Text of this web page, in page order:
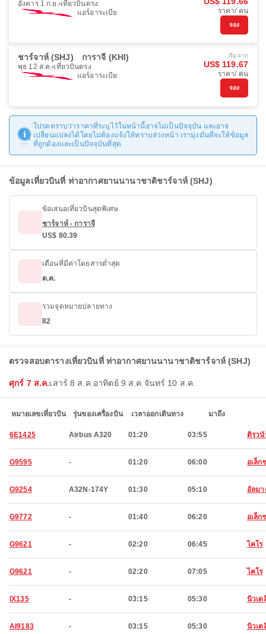
อังคาร 1 ก.ย. เที่ยวบินตรง
แอร์อาระเบีย
ราคา/ คน
จอง
ชาร์จาห์ (SHJ) การาจี (KHI)
พุธ 12 ส.ค. เที่ยวบินตรง
แอร์อาระเบีย
เริ่มจาก
US$ 119.67
ราคา/ คน
จอง
โปรดทราบว่าราคาที่ระบุไว้ในหน้านี้อาจไม่เป็นปัจจุบัน และอาจ
เปลี่ยนแปลงได้โดยไม่ต้องแจ้งให้ทราบล่วงหน้า เรามุ่งมั่นที่จะให้ข้อมูล
ที่ถูกต้องและเป็นปัจจุบันที่สุด
ข้อมูลเที่ยวบินที่ ท่าอากาศยานนานาชาติชาร์จาห์ (SHJ)
ข้อเสนอเที่ยวบินสุดพิเศษ
ชาร์จาห์ - การาจี
US$ 80.39
เดือนที่มีค่าโดยสารต่ำสุด
ต.ค.
รวมจุดหมายปลายทาง
82
ตรวจสอบตารางเที่ยวบินที่ ท่าอากาศยานนานาชาติชาร์จาห์ (SHJ)
ศุกร์ 7 ส.ค.เสาร์ 8 ส.ค. อาทิตย์ 9 ส.ค. จันทร์ 10 ส.ค.
หมายเลขเที่ยวบิน รุ่นของเครื่องบิน เวลาออกเดินทาง มาถึง
6E1425 Airbus A320 01:20 03:55 ติรุว
G9595 - 01:20 06:00 อเล็ก
G9254 A32N-174Y 01:30 05:10 อัลม
G9772 - 01:40 06:20 อเล็ก
G9621 - 02:20 06:45 ไคโร
G9621 - 02:20 07:05 ไคโร
IX135 - 03:15 05:30 นิวเด
AI9183 - 03:15 05:30 นิวเด